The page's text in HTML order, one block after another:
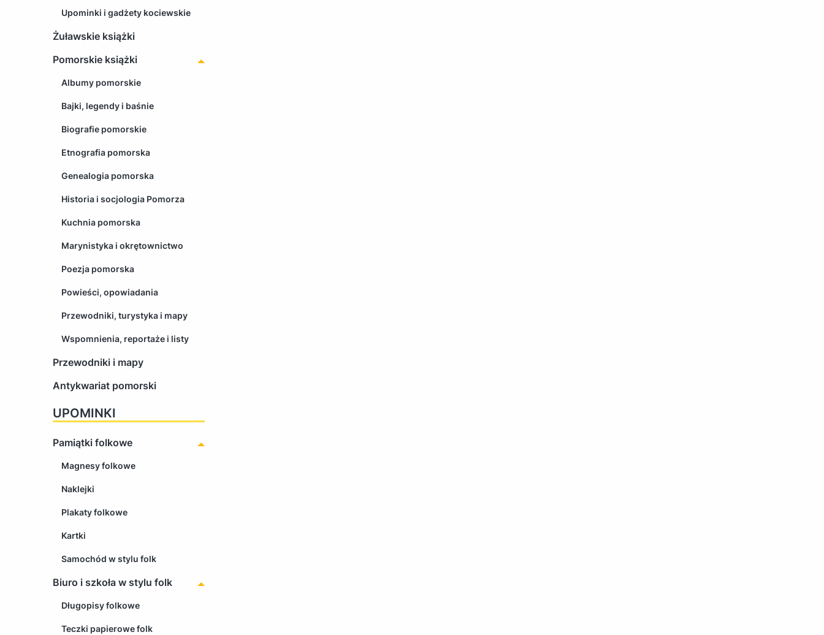
Upominki i gadżety kociewskie
Żuławskie książki
Pomorskie książki
Albumy pomorskie
Bajki, legendy i baśnie
Biografie pomorskie
Etnografia pomorska
Genealogia pomorska
Historia i socjologia Pomorza
Kuchnia pomorska
Marynistyka i okrętownictwo
Poezja pomorska
Powieści, opowiadania
Przewodniki, turystyka i mapy
Wspomnienia, reportaże i listy
Przewodniki i mapy
Antykwariat pomorski
UPOMINKI
Pamiątki folkowe
Magnesy folkowe
Naklejki
Plakaty folkowe
Kartki
Samochód w stylu folk
Biuro i szkoła w stylu folk
Długopisy folkowe
Teczki papierowe folk